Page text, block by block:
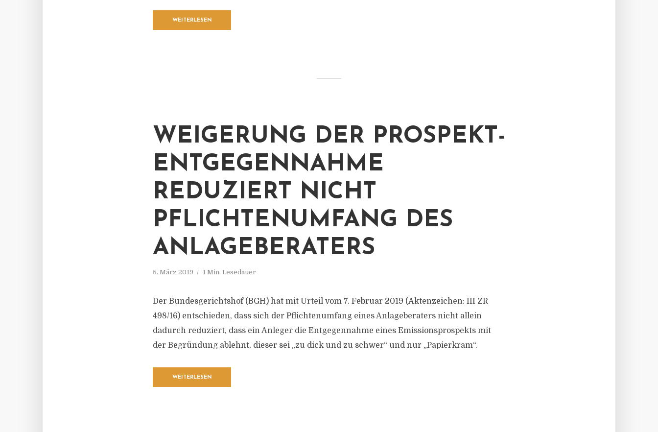
WEITERLESEN
WEIGERUNG DER PROSPEKT-
ENTGEGENNAHME
REDUZIERT NICHT
PFLICHTENUMFANG DES
ANLAGEBERATERS
5. März 2019 1 Min. Lesedauer
Der Bundesgerichtshof (BGH) hat mit Urteil vom 7. Februar 2019 (Aktenzeichen: III ZR
498/16) entschieden, dass sich der Pflichtenumfang eines Anlageberaters nicht allein
dadurch reduziert, dass ein Anleger die Entgegennahme eines Emissionsprospekts mit
der Begründung ablehnt, dieser sei „zu dick und zu schwer“ und nur „Papierkram“.
WEITERLESEN